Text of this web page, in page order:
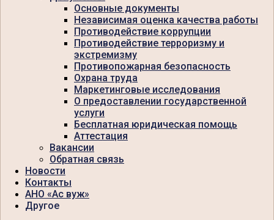
Основные документы
Независимая оценка качества работы
Противодействие коррупции
Противодействие терроризму и
экстремизму
Противопожарная безопасность
Охрана труда
Маркетинговые исследования
О предоставлении государственной
услуги
Бесплатная юридическая помощь
Аттестация
Вакансии
Обратная связь
Новости
Контакты
АНО «Ас вуж»
Другое